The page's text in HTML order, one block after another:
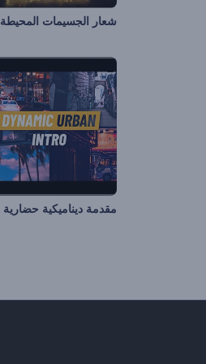
شعار الجسيمات المحيطة
مقدمة ديناميكية حضارية